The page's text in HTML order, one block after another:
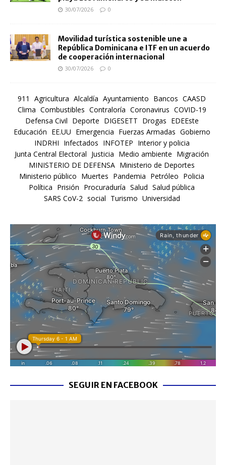
30/07/2026 0
Movilidad turística sostenible une a
República Dominicana e ITF en un acuerdo
de cooperación internacional
30/07/2026 0
911 Agricultura Alcaldía Ayuntamiento Bancos CAASD
Clima Combustibles Contraloría Coronavirus COVID-19
Defensa Civil Deporte DIGESETT Drogas EDEEste
Educación EE.UU Emergencia Fuerzas Armadas Gobierno
INDRHI Infectados INFOTEP Interior y policia
Junta Central Electoral Justicia Medio ambiente Migración
MINISTERIO DE DEFENSA Ministerio de Deportes
Ministerio público Muertes Pandemia Petróleo Policia
Política Prisión Procuraduría Salud Salud pública
SARS CoV-2 social Turismo Universidad
SEGUIR EN FACEBOOK